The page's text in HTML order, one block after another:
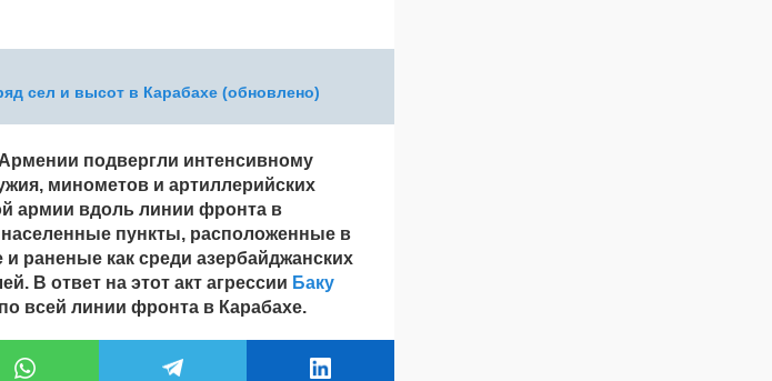
сел и высот в Карабахе (обновлено)
подвергли интенсивному
минометов и артиллерийских
армии вдоль линии фронта в
населенные пункты, расположенные в
раненые как среди азербайджанских
В ответ на этот акт агрессии Баку
по всей линии фронта в Карабахе.